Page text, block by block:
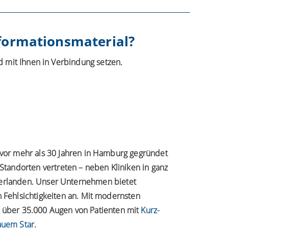
mit Ihnen in Verbindung setzen.
mehr als 30 Jahren in Hamburg gegründet
vertreten – neben Kliniken in ganz
Unser Unternehmen bietet
an. Mit modernsten
35.000 Augen von Patienten mitKurz-
Star.